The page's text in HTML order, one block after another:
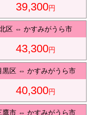
紹
39,300円
区⇔ かすみがうら市
43,300円
黒区⇔ かすみがうら市
40,300円
鷹市⇔ かすみがうら市